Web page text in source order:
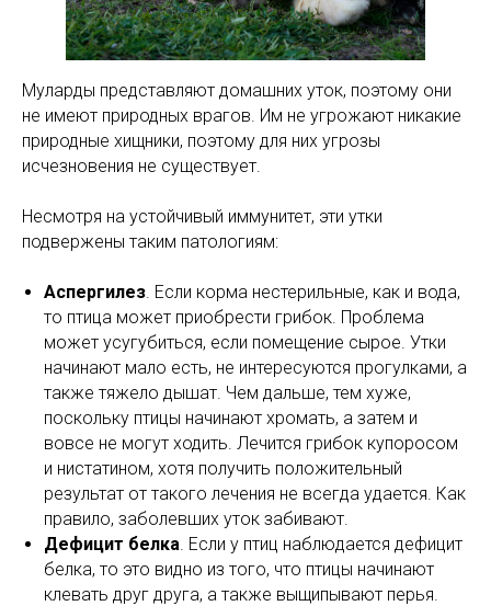
Муларды представляют домашних уток, поэтому они
не имеют природных врагов. Им не угрожают никакие
природные хищники, поэтому для них угрозы
исчезновения не существует.
Несмотря на устойчивый иммунитет, эти утки
подвержены таким патологиям:
Аспергилез . Если корма нестерильные, как и вода,
то птица может приобрести грибок. Проблема
может усугубиться, если помещение сырое. Утки
начинают мало есть, не интересуются прогулками, а
также тяжело дышат. Чем дальше, тем хуже,
поскольку птицы начинают хромать, а затем и
вовсе не могут ходить. Лечится грибок купоросом
и нистатином, хотя получить положительный
результат от такого лечения не всегда удается. Как
правило, заболевших уток забивают.
Дефицит белка . Если у птиц наблюдается дефицит
белка, то это видно из того, что птицы начинают
клевать друг друга, а также выщипывают перья.